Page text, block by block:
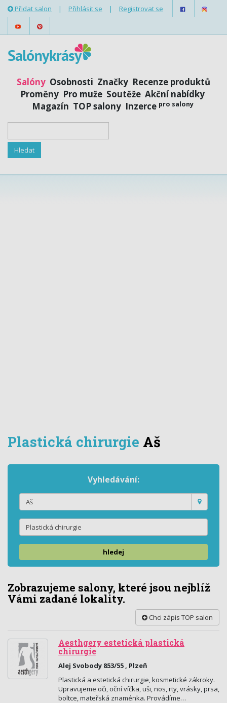
Přidat salon | Přihlásit se | Registrovat se
Salóny Osobnosti Značky Recenze produktů
Proměny Pro muže Soutěže Akční nabídky
Magazín TOP salony Inzerce pro salony
Plastická chirurgie Aš
Vyhledávání:
hledej
Zobrazujeme salony, které jsou nejblíž
Vámi zadané lokality.
Chci zápis TOP salon
Aesthgery estetická plastická
chirurgie
Alej Svobody 853/55 , Plzeň
Plastická a estetická chirurgie, kosmetické zákroky.
Upravujeme oči, oční víčka, uši, nos, rty, vrásky, prsa,
boltce, mateřská znaménka. Provádíme…